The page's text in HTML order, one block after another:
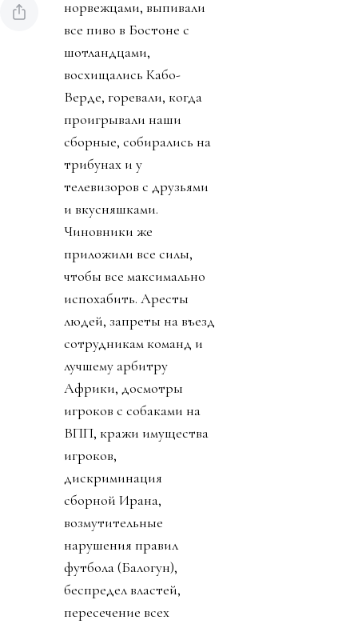
норвежцами, выпивали
все пиво в Бостоне с
шотландцами,
восхищались Кабо-
Верде, горевали, когда
проигрывали наши
сборные, собирались на
трибунах и у
телевизоров с друзьями
и вкусняшками.
Чиновники же
приложили все силы,
чтобы все максимально
испохабить. Аресты
людей, запреты на въезд
сотрудникам команд и
лучшему арбитру
Африки, досмотры
игроков с собаками на
ВПП, кражи имущества
игроков,
дискриминация
сборной Ирана,
возмутительные
нарушения правил
футбола (Балогун),
беспредел властей,
пересечение всех